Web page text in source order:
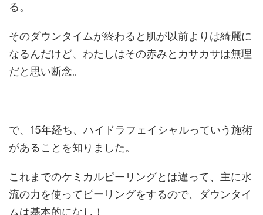
る。
そのダウンタイムが終わると肌が以前よりは綺麗に
なるんだけど、わたしはその赤みとカサカサは無理
だと思い断念。
で、15年経ち、ハイドラフェイシャルっていう施術
があることを知りました。
これまでのケミカルピーリングとは違って、主に水
流の力を使ってピーリングをするので、ダウンタイ
ムは基本的になし！